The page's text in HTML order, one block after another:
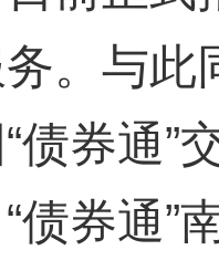
。与此
债券通”
债券通”